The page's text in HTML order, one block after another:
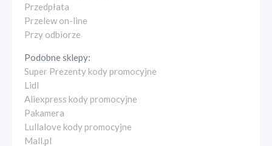
Przedpłata
Przelew on-line
Przy odbiorze
Podobne sklepy:
Super Prezenty kody promocyjne
Lidl
Aliexpress kody promocyjne
Pakamera
Lullalove kody promocyjne
Mall.pl